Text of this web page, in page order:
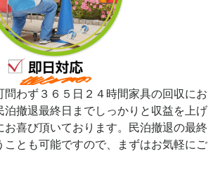
問わず３６５日２４時間家具の回収にお
泊撤退最終日までしっかりと収益を上げ
お喜び頂いております。民泊撤退の最終
ことも可能ですので、まずはお気軽にご